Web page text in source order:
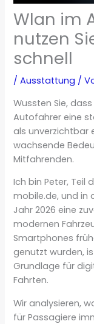
Wlan im
nutzen
schnell
/Ausstattung /
Wussten Sie,
Autofahrer eine
als unverzichtbar
wachsende
Mitfahrenden.
Ich bin Peter,
mobile.de, und in
Jahr 2026 eine
modernen
Smartphones
genutzt wurden,
Grundlage für
Fahrten.
Wir analysieren,
für Passagiere